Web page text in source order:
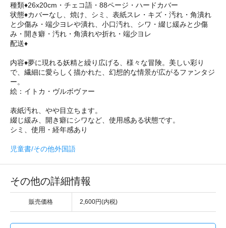
種類♦26x20cm・チェコ語・88ページ・ハードカバー
状態♦カバーなし、焼け、シミ、表紙スレ・キズ・汚れ・角潰れ
と少傷み・端少ヨレや潰れ、小口汚れ、シワ・綴じ緩みと少傷
み・開き癖・汚れ・角潰れや折れ・端少ヨレ
配送♦
内容♦夢に現れる妖精と繰り広げる、様々な冒険。美しい彩り
で、繊細に愛らしく描かれた、幻想的な情景が広がるファンタジ
ー。
絵：イトカ・ヴルボヴァー
表紙汚れ、やや目立ちます。
綴じ緩み、開き癖にシワなど、使用感ある状態です。
シミ、使用・経年感あり
児童書/その他外国語
その他の詳細情報
販売価格 2,600円(内税)